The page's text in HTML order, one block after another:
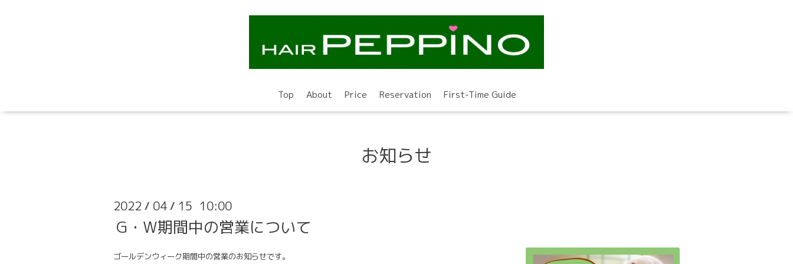
Top About Price Reservation First-Time Guide
お知らせ
2022 / 04 / 15 10:00
G・W期間中の営業について
ゴールデンウィーク期間中の営業のお知らせです。